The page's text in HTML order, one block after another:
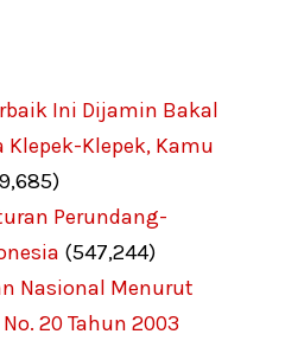
Ini Dijamin Bakal
Klepek-Klepek, Kamu
Perundang-
(547,244)
Nasional Menurut
20 Tahun 2003